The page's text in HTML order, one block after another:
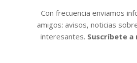
Con frecuencia enviamos
amigos: avisos, noticias
interesantes. Suscríbete a